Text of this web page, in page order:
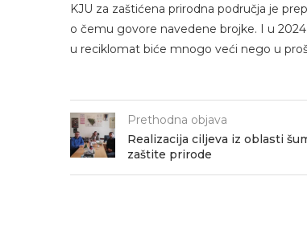
KJU za zaštićena prirodna područja je
o čemu govore navedene brojke. I u
u reciklomat biće mnogo veći nego u
Prethodna objava
Realizacija ciljeva iz oblasti
zaštite prirode